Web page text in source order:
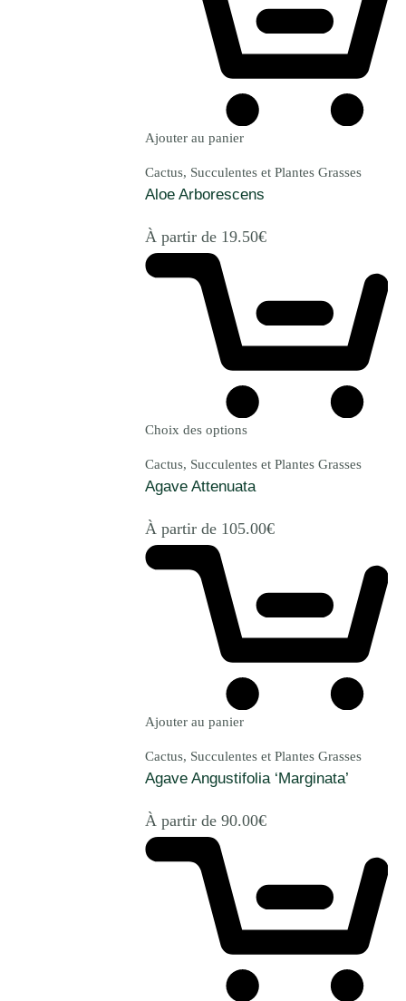
Ajouter au panier
Cactus, Succulentes et Plantes Grasses
Aloe Arborescens
À partir de 19.50€
Choix des options
Cactus, Succulentes et Plantes Grasses
Agave Attenuata
À partir de 105.00€
Ajouter au panier
Cactus, Succulentes et Plantes Grasses
Agave Angustifolia ‘Marginata’
À partir de 90.00€